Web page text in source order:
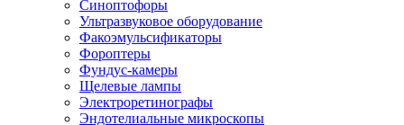
Синоптофоры
Ультразвуковое оборудование
Факоэмульсификаторы
Фороптеры
Фундус-камеры
Щелевые лампы
Электроретинографы
Эндотелиальные микроскопы